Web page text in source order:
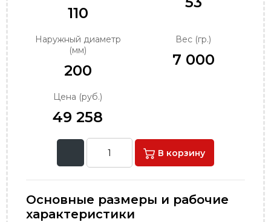
110
Наружный диаметр
(мм)
200
Вес (гр.)
7 000
Цена (руб.)
49 258
В корзину
Основные размеры и рабочие
характеристики